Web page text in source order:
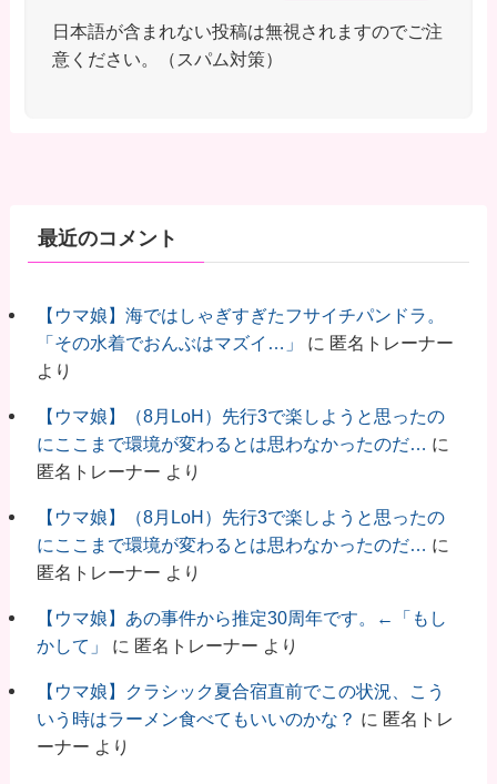
日本語が含まれない投稿は無視されますのでご注
意ください。（スパム対策）
最近のコメント
【ウマ娘】海ではしゃぎすぎたフサイチパンドラ。
「その水着でおんぶはマズイ…」
に 匿名トレーナー
より
【ウマ娘】（8月LoH）先行3で楽しようと思ったの
にここまで環境が変わるとは思わなかったのだ… に
匿名トレーナー より
【ウマ娘】（8月LoH）先行3で楽しようと思ったの
にここまで環境が変わるとは思わなかったのだ… に
匿名トレーナー より
【ウマ娘】あの事件から推定30周年です。←「もし
かして」
に 匿名トレーナー より
【ウマ娘】クラシック夏合宿直前でこの状況、こう
いう時はラーメン食べてもいいのかな？ に 匿名トレ
ーナー より